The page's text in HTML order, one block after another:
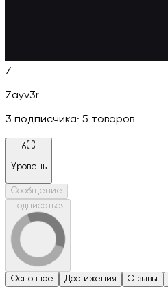
Z
Zayv3r
3 подписчика· 5 товаров
6
Уровень
Сообщение
Подписаться
Основное Достижения Отзывы